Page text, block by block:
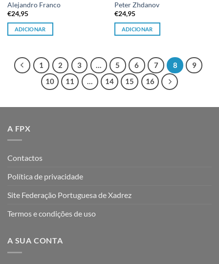
Alejandro Franco
€24,95
ADICIONAR
Peter Zhdanov
€24,95
ADICIONAR
1 2 3 … 5 6 7 8
9
10
11 … 14 15 16
A FPX
Contactos
Política de privacidade
Site Federação Portuguesa de Xadrez
Termos e condições de uso
A SUA CONTA